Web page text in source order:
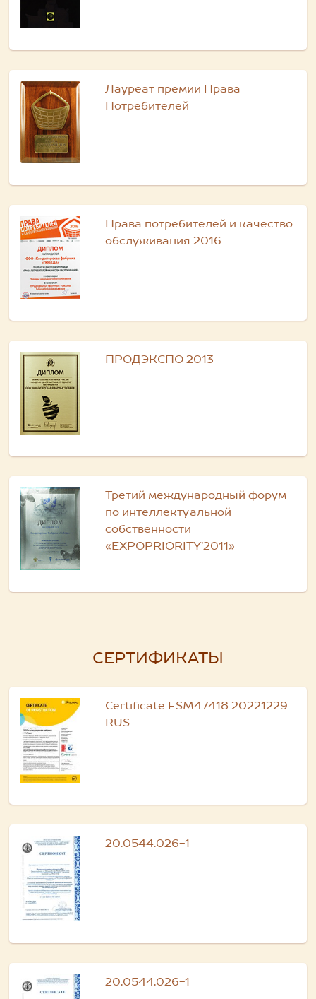
Лауреат премии Права
Потребителей
Права потребителей и качество
обслуживания 2016
ПРОДЭКСПО 2013
Третий международный форум
по интеллектуальной
собственности
«EXPOPRIORITY’2011»
СЕРТИФИКАТЫ
Certificate FSM47418 20221229
RUS
20.0544.026-1
20.0544.026-1